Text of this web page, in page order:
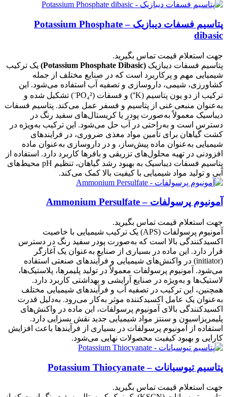
پتاسیم فسفات دیبازیک – Potassium Phosphate
dibasic
جهت استعلام قیمت تماس بگیرید.
پتاسیم فسفات دیبازیک (Potassium Phosphate Dibasic)
یک ترکیب
شیمیایی مهم و پرکاربرد است که در صنایع مختلف از جمله
کشاورزی، شیمی، داروسازی و تصفیه آب استفاده می‌شود. این
ترکیب از دو یون پتاسیم (K⁺) و فسفات (PO₄²⁻) تشکیل شده و
به‌عنوان منبعی غنی از پتاسیم و فسفر عمل می‌کند. پتاسیم فسفات
دیباسیک معمولاً به‌صورت پودر یا کریستال‌های سفید رنگ در
دسترس است و به‌راحتی در آب حل می‌شود. این ترکیب به‌ویژه در
کشت گیاهان برای تأمین مواد مغذی ضروری، در فرایندهای
شیمیایی به‌عنوان ماده پیش‌ساز، و در داروسازی به‌عنوان ماده
افزودنی در تهیه محلول‌های تزریقی و بافرها کاربرد دارد. استفاده از
پتاسیم فسفات دیباسیک به بهبود رشد گیاهان، تنظیم pH محیط‌های
آبی و تولید مواد شیمیایی با کیفیت بالا کمک می‌کند.
آمونیوم پرسولفات – Ammonium Persulfate
جهت استعلام قیمت تماس بگیرید.
آمونیوم پرسولفات (APS) یک ترکیب شیمیایی با خاصیت
اکسیدکنندگی بالا است که به‌صورت پودر سفید رنگ در دسترس
قرار دارد. این ماده در بسیاری از صنایع به‌عنوان یک آغازگر
(initiator) در واکنش‌های شیمیایی و فرآیندهای صنعتی استفاده
می‌شود. آمونیوم پرسولفات معمولاً در تولید پلیمرها، پلاستیک‌ها،
لاستیک‌ها و به‌ویژه در صنایع آرایشی و بهداشتی کاربرد دارد.
همچنین، این ترکیب در تصفیه آب و فرآیندهای شیمیایی مختلف
به‌عنوان یک عامل اکسیدکننده موثر به‌کار می‌رود. به‌دلیل قدرت
اکسیدکنندگی بالای آمونیوم پرسولفات، این ماده در واکنش‌های
پلیمریزاسیون و سنتز مواد شیمیایی جدید نقش بسزایی دارد.
استفاده از آمونیوم پرسولفات در بسیاری از فرآیندها باعث افزایش
کارایی و بهبود کیفیت محصولات نهایی می‌شود.
پتاسیم تیوسیانات – Potassium Thiocyanate
جهت استعلام قیمت تماس بگیرید.